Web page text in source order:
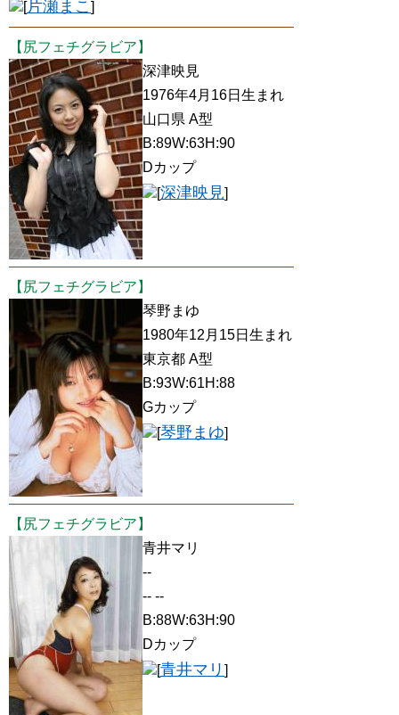
[片瀬まこ]
【尻フェチグラビア】
深津映見
1976年4月16日生まれ
山口県 A型
B:89W:63H:90
Dカップ
[深津映見]
【尻フェチグラビア】
琴野まゆ
1980年12月15日生まれ
東京都 A型
B:93W:61H:88
Gカップ
[琴野まゆ]
【尻フェチグラビア】
青井マリ
--
-- --
B:88W:63H:90
Dカップ
[青井マリ ]